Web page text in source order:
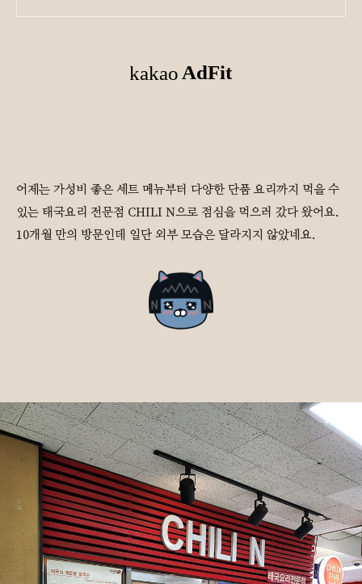
어제는 가성비 좋은 세트 메뉴부터 다양한 단품 요리까지 먹을 수
있는 태국요리 전문점 CHILI N으로 점심을 먹으러 갔다 왔어요.
10개월 만의 방문인데 일단 외부 모습은 달라지지 않았네요.